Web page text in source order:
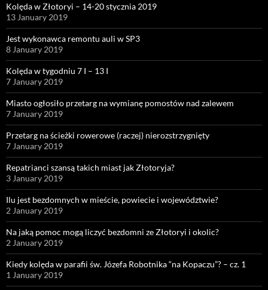
Kolęda w Złotoryi – 14-20 stycznia 2019
13 January 2019
Jest wykonawca remontu auli w SP3
8 January 2019
Kolęda w tygodniu 7 I – 13 I
7 January 2019
Miasto ogłosiło przetarg na wymianę pomostów nad zalewem
7 January 2019
Przetarg na ścieżki rowerowe (raczej) nierozstrzygnięty
7 January 2019
Repatrianci szansą takich miast jak Złotoryja?
3 January 2019
Ilu jest bezdomnych w mieście, powiecie i województwie?
2 January 2019
Na jaką pomoc mogą liczyć bezdomni ze Złotoryi i okolic?
2 January 2019
Kiedy kolęda w parafii św. Józefa Robotnika “na Kopaczu”? – cz. 1
1 January 2019